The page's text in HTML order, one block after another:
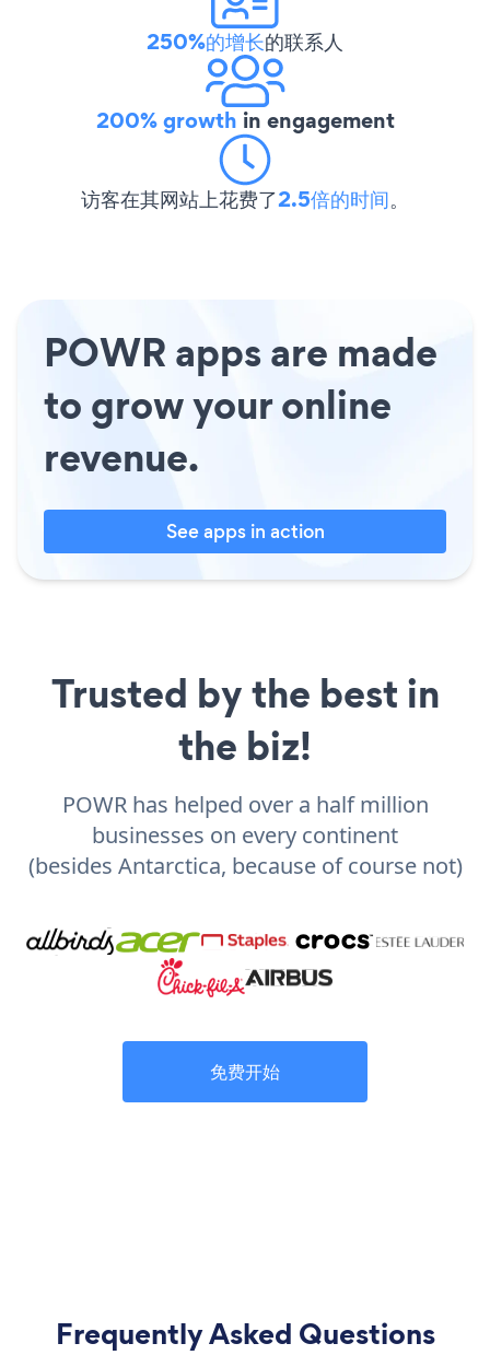
250%的增长的联系人
200% growth in engagement
访客在其网站上花费了2.5倍的时间。
POWR apps are made
to grow your online
revenue.
See apps in action
Trusted by the best in
the biz!
POWR has helped over a half million
businesses on every continent
(besides Antarctica, because of course not)
免费开始
Frequently Asked Questions